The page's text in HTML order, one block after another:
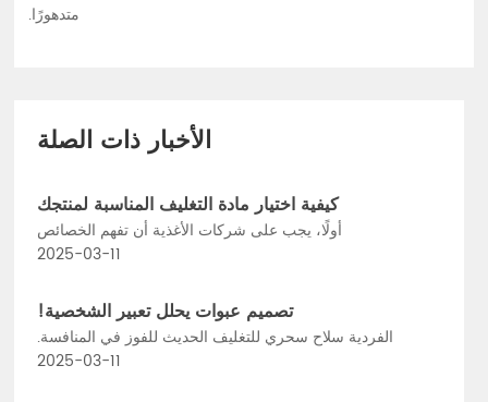
متدهورًا.
الأخبار ذات الصلة
كيفية اختيار مادة التغليف المناسبة لمنتجك
أولًا، يجب على شركات الأغذية أن تفهم الخصائص
2025-03-11
تصميم عبوات يحلل تعبير الشخصية!
الفردية سلاح سحري للتغليف الحديث للفوز في المنافسة.
2025-03-11